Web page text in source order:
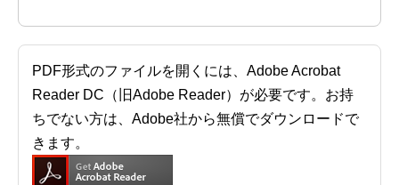
PDF形式のファイルを開くには、Adobe Acrobat
Reader DC（旧Adobe Reader）が必要です。お持
ちでない方は、Adobe社から無償でダウンロードで
きます。